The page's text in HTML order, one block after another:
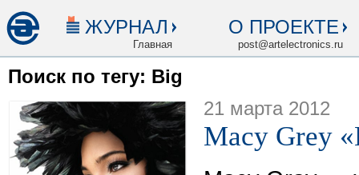
ЖУРНАЛ
Главная
О ПРОЕКТЕ
post@artelectronics.ru
Поиск по тегу: Big
21 марта 2012
Macy Grey